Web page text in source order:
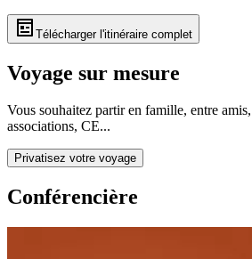
Télécharger l'itinéraire complet
Voyage sur mesure
Vous souhaitez partir en famille, entre
associations, CE...
Privatisez votre voyage
Conférencière